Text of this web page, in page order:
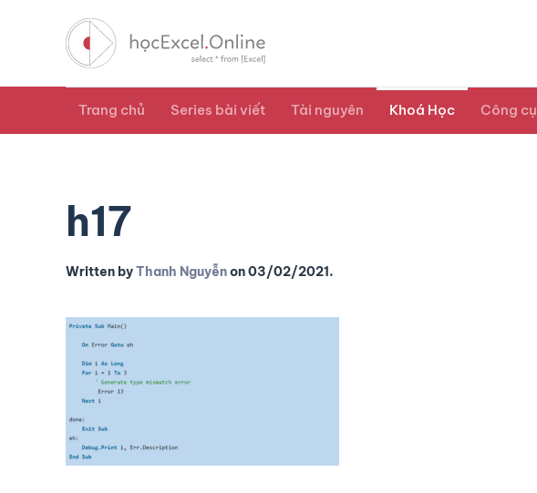
Trang chủ Series bài viết Tài nguyên Khoá Học Công cụ
h17
Written byThanh Nguyễnon03/02/2021.